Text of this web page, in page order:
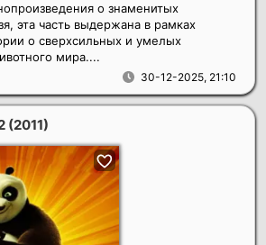
30-12-2025, 21:10
о знаменитых
эта часть выдержана в рамках
о сверхсильных и умелых
мира....
(2011)